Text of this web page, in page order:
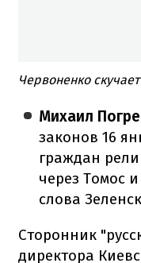
Червоненко
Михаил
законов 16
граждан
через Томос
слова
Сторонник
директора